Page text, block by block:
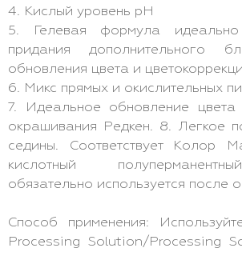
4. Кислый уровень pH
5. Гелевая формула
придания дополнительного
обновления цвета и
6. Микс прямых и окислительных
7. Идеальное обновление цвета
окрашивания Редкен. 8. Легкое
седины. Соответствует Колор
кислотный
обязательно используется после
Способ применения:
Processing Solution/Processing